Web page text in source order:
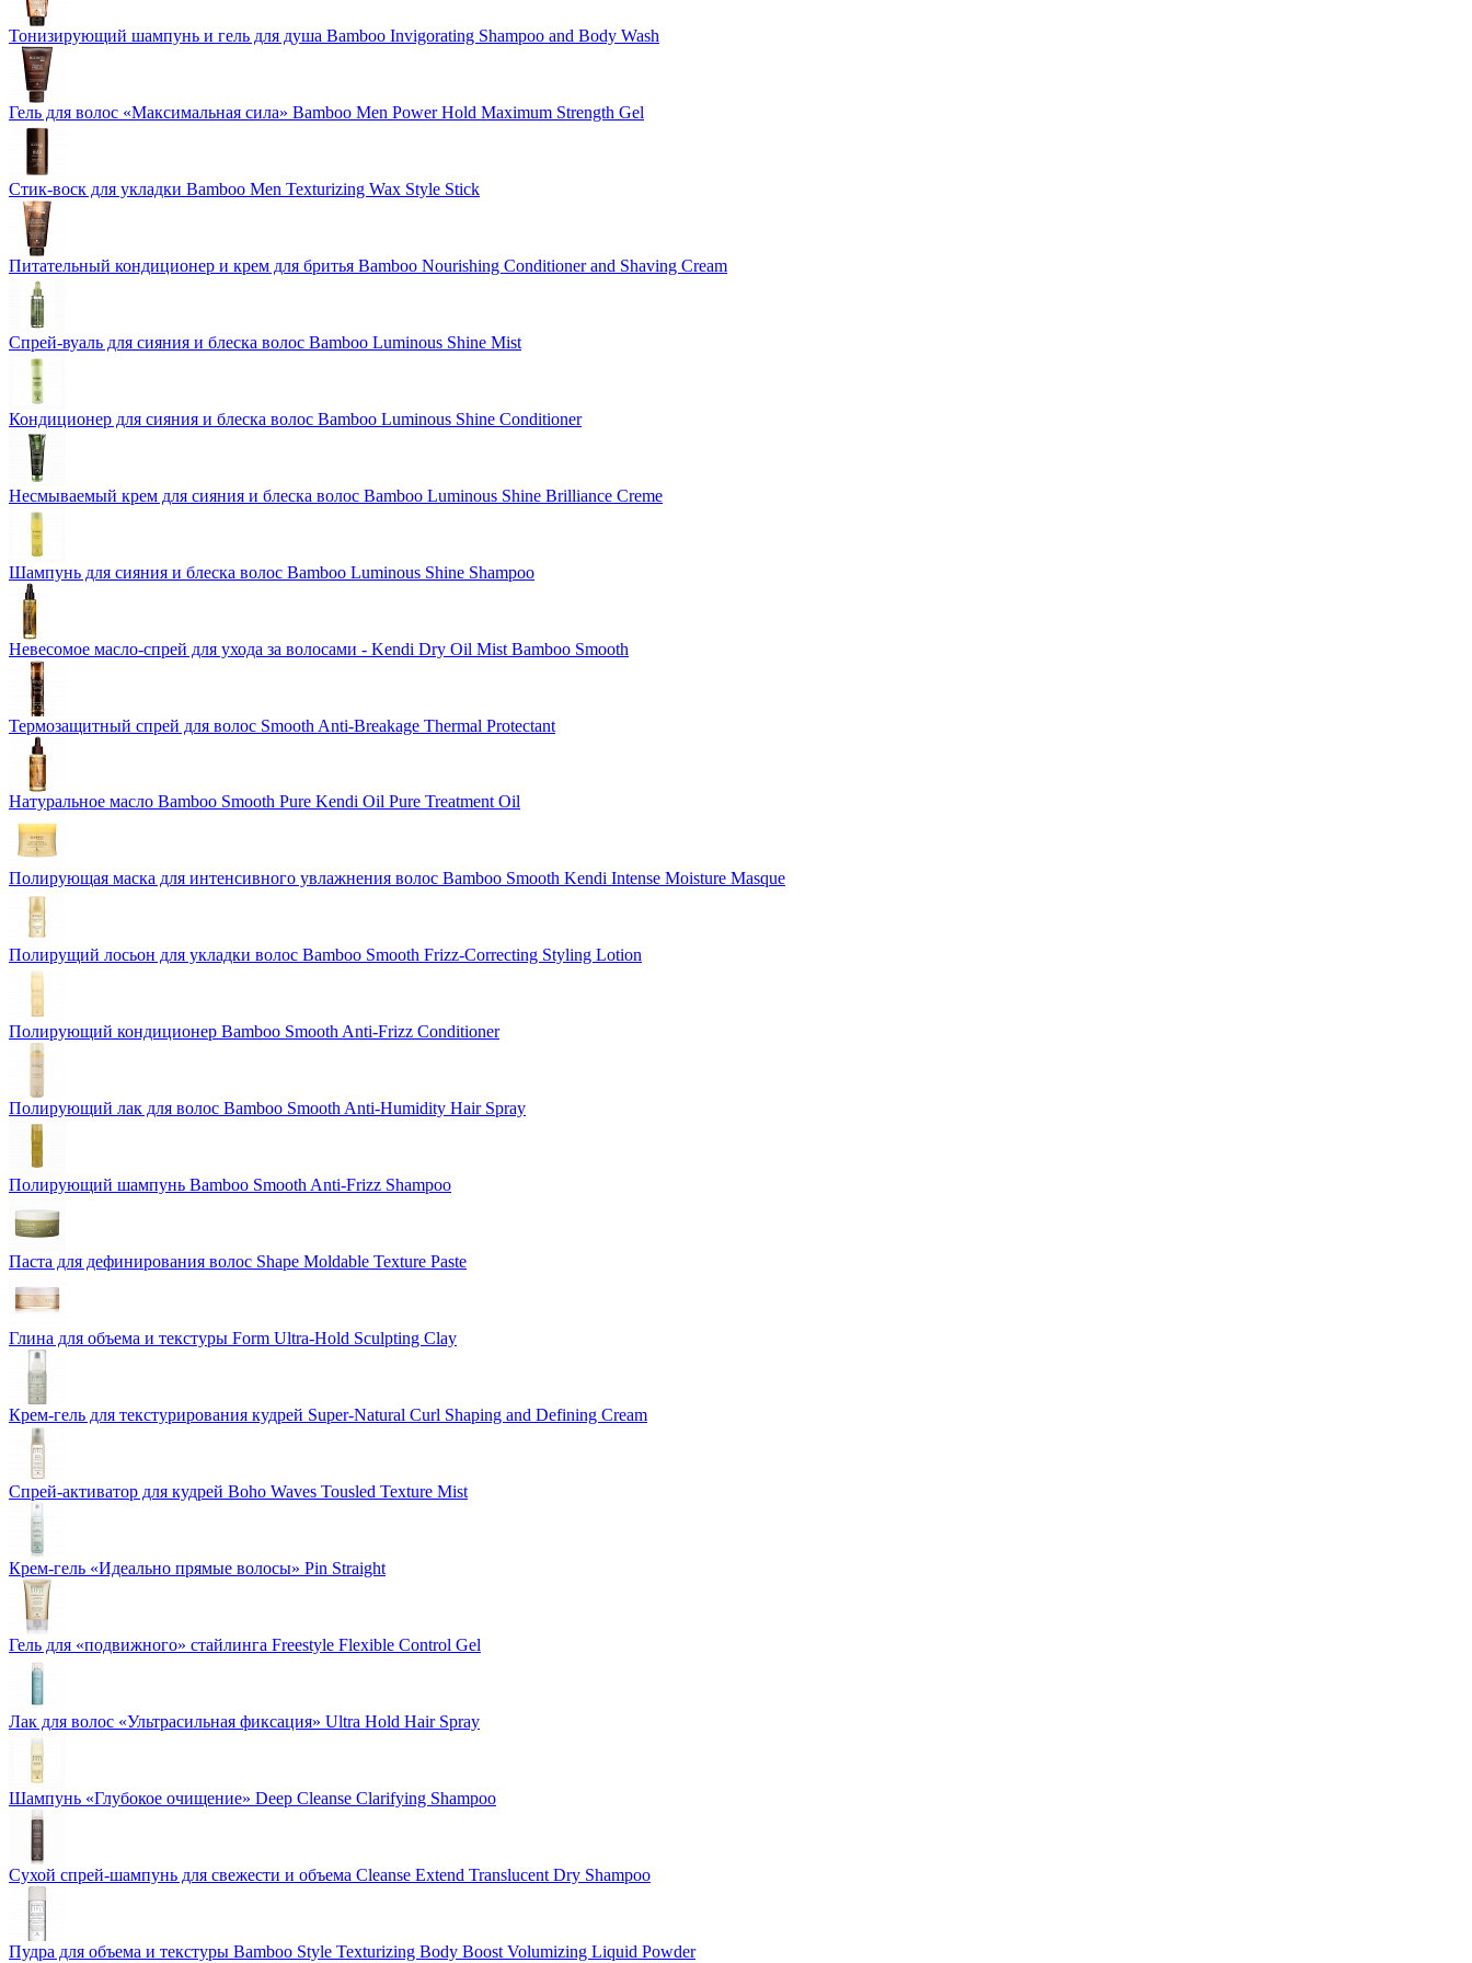
Тонизирующий шампунь и гель для душа Bamboo Invigorating Shampoo and Body Wash
Гель для волос «Максимальная сила» Bamboo Men Power Hold Maximum Strength Gel
Стик-воск для укладки Bamboo Men Texturizing Wax Style Stick
Питательный кондиционер и крем для бритья Bamboo Nourishing Conditioner and Shaving Cream
Спрей-вуаль для сияния и блеска волос Bamboo Luminous Shine Mist
Кондиционер для сияния и блеска волос Bamboo Luminous Shine Conditioner
Несмываемый крем для сияния и блеска волос Bamboo Luminous Shine Brilliance Creme
Шампунь для сияния и блеска волос Bamboo Luminous Shine Shampoo
Невесомое масло-спрей для ухода за волосами - Kendi Dry Oil Mist Bamboo Smooth
Термозащитный спрей для волос Smooth Anti-Breakage Thermal Protectant
Натуральное масло Bamboo Smooth Pure Kendi Oil Pure Treatment Oil
Полирующая маска для интенсивного увлажнения волос Bamboo Smooth Kendi Intense Moisture Masque
Полирущий лосьон для укладки волос Bamboo Smooth Frizz-Correcting Styling Lotion
Полирующий кондиционер Bamboo Smooth Anti-Frizz Conditioner
Полирующий лак для волос Bamboo Smooth Anti-Humidity Hair Spray
Полирующий шампунь Bamboo Smooth Anti-Frizz Shampoo
Паста для дефинирования волос Shape Moldable Texture Paste
Глина для объема и текстуры Form Ultra-Hold Sculpting Clay
Крем-гель для текстурирования кудрей Super-Natural Curl Shaping and Defining Cream
Спрей-активатор для кудрей Boho Waves Tousled Texture Mist
Крем-гель «Идеально прямые волосы» Pin Straight
Гель для «подвижного» стайлинга Freestyle Flexible Control Gel
Лак для волос «Ультрасильная фиксация» Ultra Hold Hair Spray
Шампунь «Глубокое очищение» Deep Cleanse Clarifying Shampoo
Сухой спрей-шампунь для свежести и объема Cleanse Extend Translucent Dry Shampoo
Пудра для объема и текстуры Bamboo Style Texturizing Body Boost Volumizing Liquid Powder